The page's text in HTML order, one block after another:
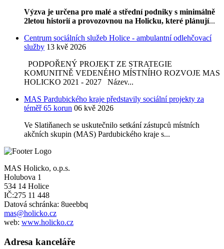
Výzva je určena pro malé a střední podniky s minimálně
2letou historií a provozovnou na Holicku, které plánují...
Centrum sociálních služeb Holice - ambulantní odlehčovací
služby 13 kvě 2026
PODPOŘENÝ PROJEKT ZE STRATEGIE
KOMUNITNĚ VEDENÉHO MÍSTNÍHO ROZVOJE MAS
HOLICKO 2021 - 2027 Název...
MAS Pardubického kraje představily sociální projekty za
téměř 65 korun 06 kvě 2026
Ve Slatiňanech se uskutečnilo setkání zástupců místních
akčních skupin (MAS) Pardubického kraje s...
MAS Holicko, o.p.s.
Holubova 1
534 14 Holice
IČ:275 11 448
Datová schránka: 8ueebbq
mas@holicko.cz
web: www.holicko.cz
Adresa kanceláře